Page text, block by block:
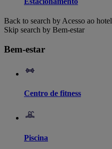
Back to search by Acesso ao hotel
Skip search by Bem-estar
Bem-estar
Centro de fitness
Piscina